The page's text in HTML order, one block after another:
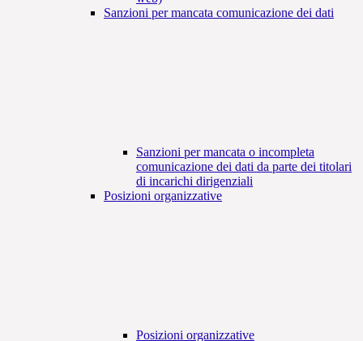
Sanzioni per mancata comunicazione dei dati
Sanzioni per mancata o incompleta
comunicazione dei dati da parte dei titolari
di incarichi dirigenziali
Posizioni organizzative
Posizioni organizzative